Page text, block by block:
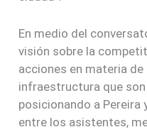
En medio del
visión sobre la
acciones en materia
infraestructura que
posicionando a Pereira
entre los asistentes,